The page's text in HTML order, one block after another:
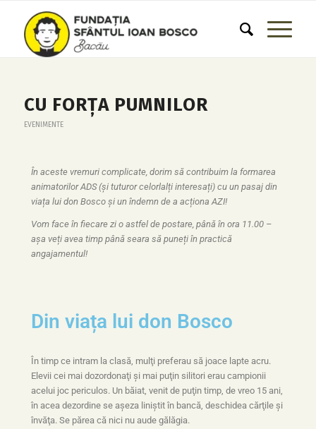
CU FORŢA PUMNILOR
EVENIMENTE
În aceste vremuri complicate, dorim să contribuim la formarea
animatorilor ADS (și tuturor celorlalți interesați) cu un pasaj din
viața lui don Bosco și un îndemn de a acționa AZI!
Vom face în fiecare zi o astfel de postare, până în ora 11.00 –
așa veți avea timp până seara să puneți în practică
angajamentul!
Din viața lui don Bosco
În timp ce intram la clasă, mulţi preferau să joace lapte acru.
Elevii cei mai dozordonaţi şi mai puţin silitori erau campionii
acelui joc periculos. Un băiat, venit de puţin timp, de vreo 15 ani,
în acea dezordine se aşeza liniştit în bancă, deschidea cărţile şi
învăţa. Se părea că nici nu aude gălăgia.